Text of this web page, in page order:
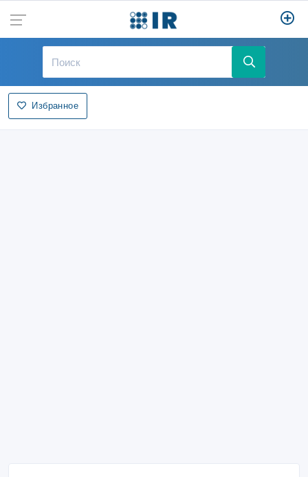
Избранное